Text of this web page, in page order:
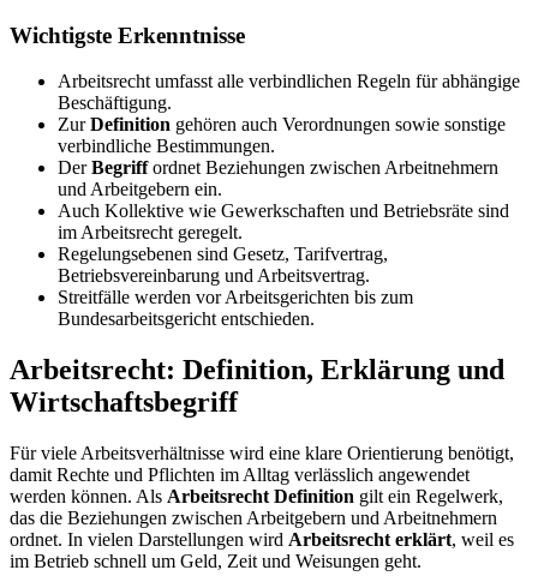
Wichtigste Erkenntnisse
Arbeitsrecht umfasst alle verbindlichen Regeln für abhängige
Beschäftigung.
ZurDefinition gehören auch Verordnungen sowie sonstige
verbindliche Bestimmungen.
DerBegriffordnet Beziehungen zwischen Arbeitnehmern
und Arbeitgebern ein.
Auch Kollektive wie Gewerkschaften und Betriebsräte sind
im Arbeitsrecht geregelt.
Regelungsebenen sind Gesetz, Tarifvertrag,
Betriebsvereinbarung und Arbeitsvertrag.
Streitfälle werden vor Arbeitsgerichten bis zum
Bundesarbeitsgericht entschieden.
Arbeitsrecht: Definition, Erklärung und
Wirtschaftsbegriff
Für viele Arbeitsverhältnisse wird eine klare Orientierung benötigt,
damit Rechte und Pflichten im Alltag verlässlich angewendet
werden können. Als Arbeitsrecht Definition gilt ein Regelwerk,
das die Beziehungen zwischen Arbeitgebern und Arbeitnehmern
ordnet. In vielen Darstellungen wird Arbeitsrecht erklärt, weil es
im Betrieb schnell um Geld, Zeit und Weisungen geht.